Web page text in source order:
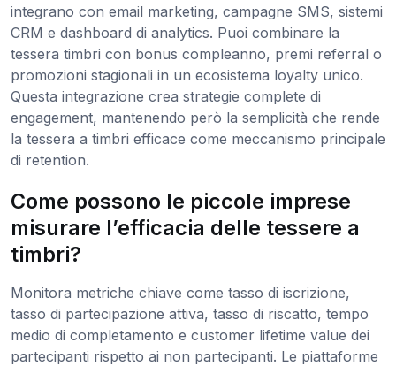
integrano con email marketing, campagne SMS, sistemi
CRM e dashboard di analytics. Puoi combinare la
tessera timbri con bonus compleanno, premi referral o
promozioni stagionali in un ecosistema loyalty unico.
Questa integrazione crea strategie complete di
engagement, mantenendo però la semplicità che rende
la tessera a timbri efficace come meccanismo principale
di retention.
Come possono le piccole imprese
misurare l’efficacia delle tessere a
timbri?
Monitora metriche chiave come tasso di iscrizione,
tasso di partecipazione attiva, tasso di riscatto, tempo
medio di completamento e customer lifetime value dei
partecipanti rispetto ai non partecipanti. Le piattaforme